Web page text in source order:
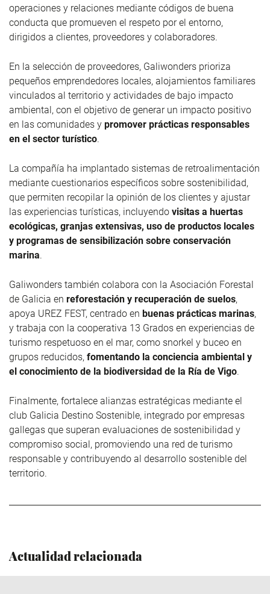
operaciones y relaciones mediante códigos de buena
conducta que promueven el respeto por el entorno,
dirigidos a clientes, proveedores y colaboradores.
En la selección de proveedores, Galiwonders prioriza
pequeños emprendedores locales, alojamientos familiares
vinculados al territorio y actividades de bajo impacto
ambiental, con el objetivo de generar un impacto positivo
en las comunidades y promover prácticas responsables
en el sector turístico.
La compañía ha implantado sistemas de retroalimentación
mediante cuestionarios específicos sobre sostenibilidad,
que permiten recopilar la opinión de los clientes y ajustar
las experiencias turísticas, incluyendo visitas a huertas
ecológicas, granjas extensivas, uso de productos locales
y programas de sensibilización sobre conservación
marina.
Galiwonders también colabora con la Asociación Forestal
de Galicia en reforestación y recuperación de suelos,
apoya UREZ FEST, centrado en buenas prácticas marinas,
y trabaja con la cooperativa 13 Grados en experiencias de
turismo respetuoso en el mar, como snorkel y buceo en
grupos reducidos, fomentando la conciencia ambiental y
el conocimiento de la biodiversidad de la Ría de Vigo.
Finalmente, fortalece alianzas estratégicas mediante el
club Galicia Destino Sostenible, integrado por empresas
gallegas que superan evaluaciones de sostenibilidad y
compromiso social, promoviendo una red de turismo
responsable y contribuyendo al desarrollo sostenible del
territorio.
Actualidad relacionada